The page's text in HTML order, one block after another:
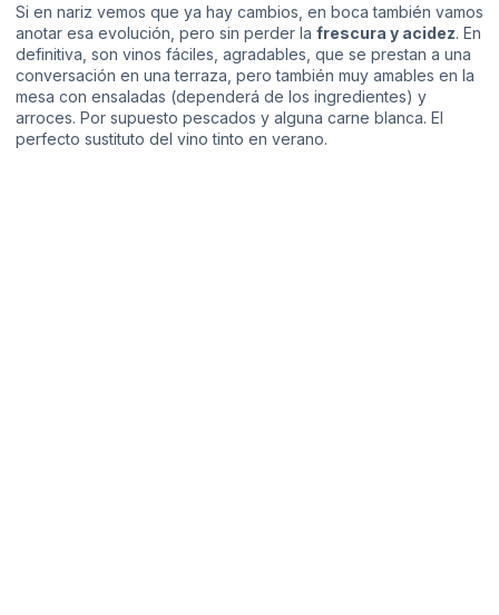
Si en nariz vemos que ya hay cambios, en boca también vamos
anotar esa evolución, pero sin perder la frescura y acidez. En
definitiva, son vinos fáciles, agradables, que se prestan a una
conversación en una terraza, pero también muy amables en la
mesa con ensaladas (dependerá de los ingredientes) y
arroces. Por supuesto pescados y alguna carne blanca. El
perfecto sustituto del vino tinto en verano.